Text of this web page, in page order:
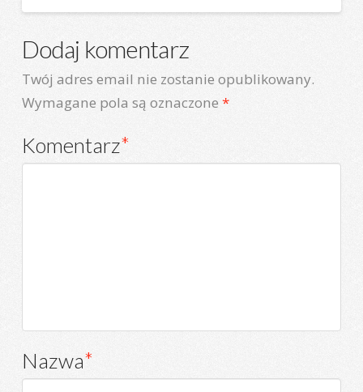
Dodaj komentarz
Twój adres email nie zostanie opublikowany.
Wymagane pola są oznaczone *
Komentarz*
Nazwa*